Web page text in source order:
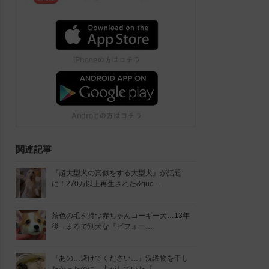
関連記事
『超大型犬の真似をする大型犬』が話題
に！270万以上再生された&quo…
茶色の毛を持つ赤ちゃんコーギー犬…13年
後→まるで別犬な『ビフォー…
『あの…避けてください…』洗濯物を干し